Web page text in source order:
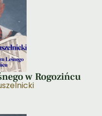
w Rogozińcu